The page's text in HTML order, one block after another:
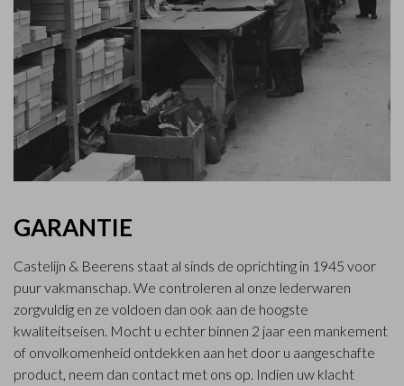
GARANTIE
Castelijn & Beerens staat al sinds de oprichting in 1945 voor
puur vakmanschap. We controleren al onze lederwaren
zorgvuldig en ze voldoen dan ook aan de hoogste
kwaliteitseisen. Mocht u echter binnen 2 jaar een mankement
of onvolkomenheid ontdekken aan het door u aangeschafte
product, neem dan contact met ons op. Indien uw klacht